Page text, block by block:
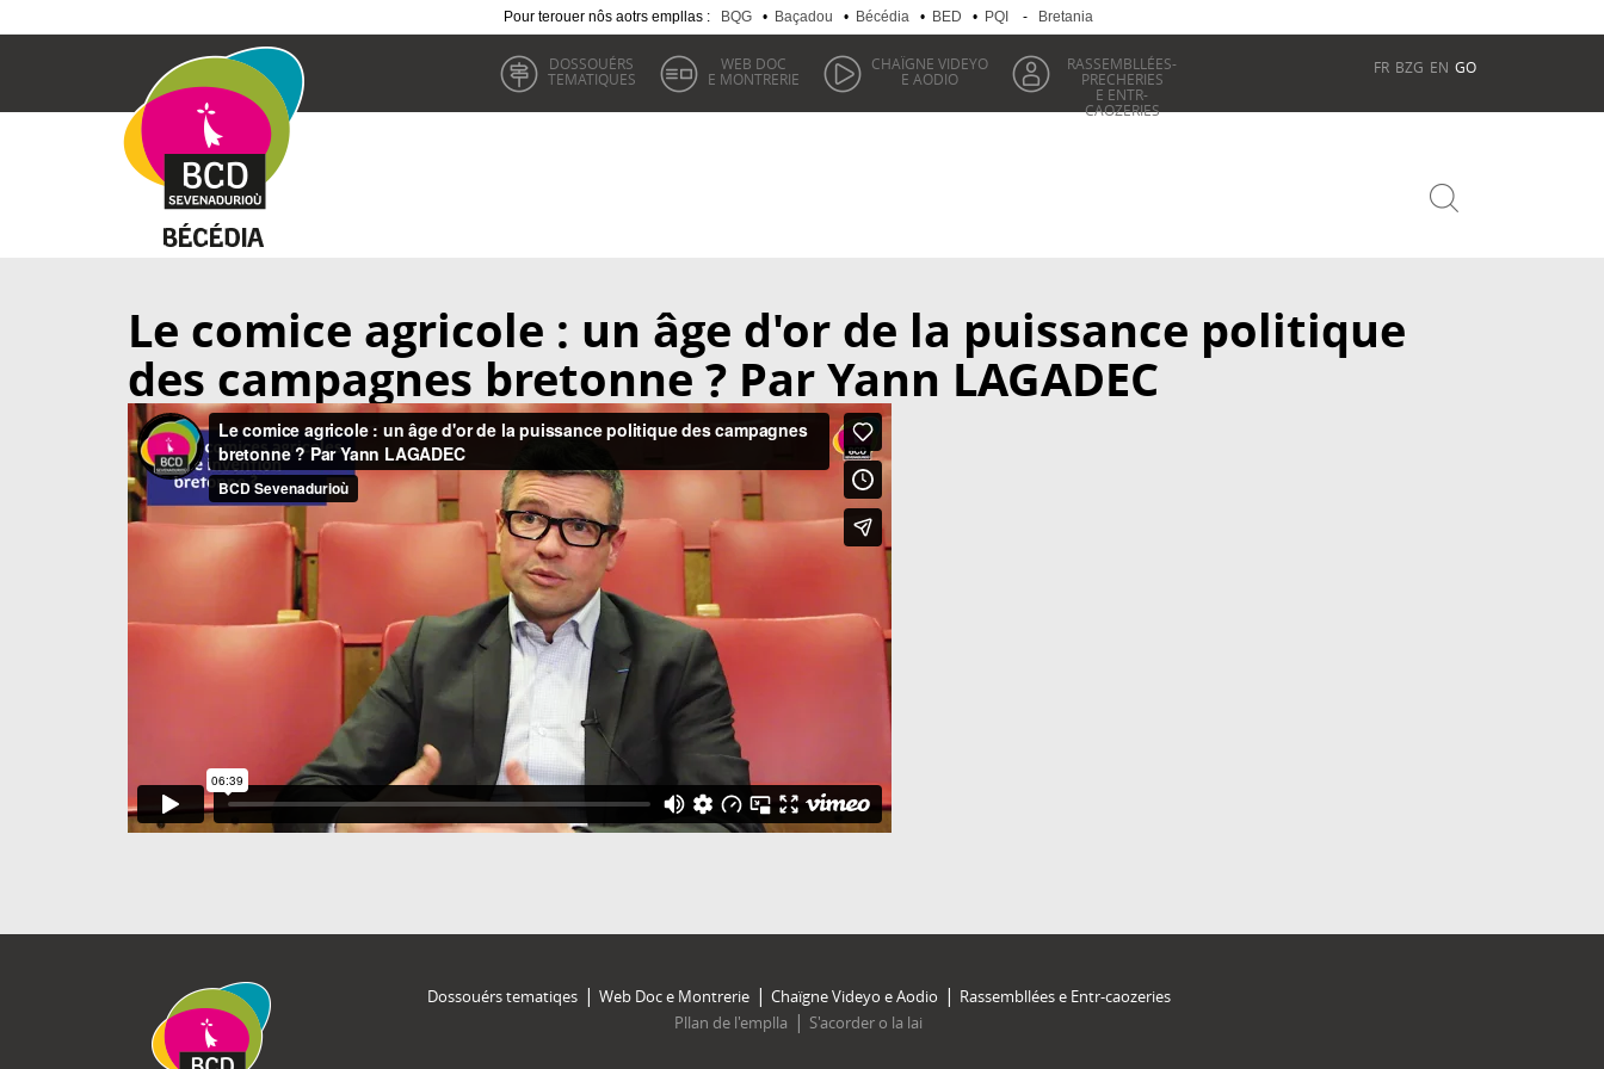
Pour terouer nôs aotrs empllas : BQG • Baçadou • Bécédia • BED • PQI - Bretania
DOSSOUÉRS
TEMATIQUES
WEB DOC
E MONTRERIE
CHAÏGNE VIDEYO
E AODIO
RASSEMBLLÉES-
PRECHERIES
E ENTR-
CAOZERIES
FR BZG EN GO
Le comice agricole : un âge d'or de la puissance politique
des campagnes bretonne ? Par Yann LAGADEC
Dossouérs tematiqes Web Doc e Montrerie Chaïgne Videyo e Aodio
Rassembllées e Entr-caozeries
Pllan de l'emplla
S'acorder o la lai